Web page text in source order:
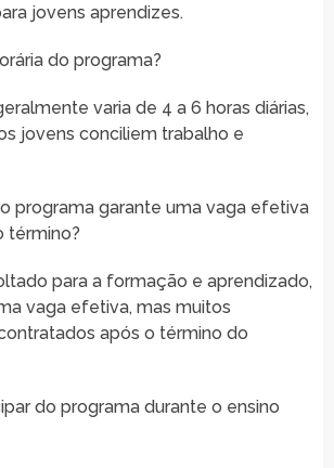
jovens aprendizes.
do programa?
varia de 4 a 6 horas diárias,
jovens conciliem trabalho e
programa garante uma vaga efetiva
término?
para a formação e aprendizado,
vaga efetiva, mas muitos
após o término do
do programa durante o ensino